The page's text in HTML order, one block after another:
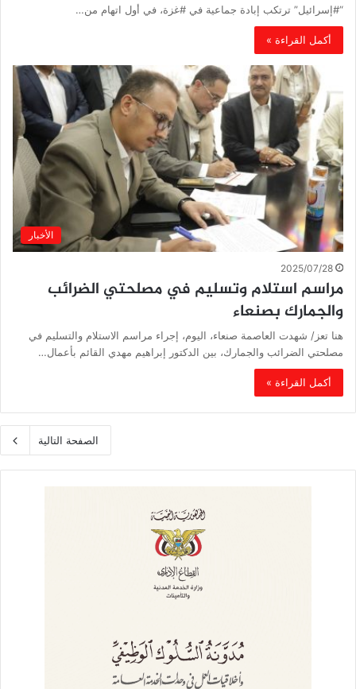
“#إسرائيل” ترتكب إبادة جماعية في #غزة، في أول اتهام من…
أكمل القراءة »
الأخبار
2025/07/28
مراسم استلام وتسليم في مصلحتي الضرائب
والجمارك بصنعاء
هنا تعز/ شهدت العاصمة صنعاء، اليوم، إجراء مراسم الاستلام والتسليم في
مصلحتي الضرائب والجمارك، بين الدكتور إبراهيم مهدي القائم بأعمال…
أكمل القراءة »
الصفحة التالية